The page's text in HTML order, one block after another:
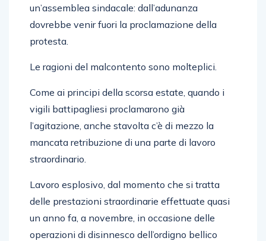
un’assemblea sindacale: dall’adunanza
dovrebbe venir fuori la proclamazione della
protesta.
Le ragioni del malcontento sono molteplici.
Come ai principi della scorsa estate, quando i
vigili battipagliesi proclamarono già
l’agitazione, anche stavolta c’è di mezzo la
mancata retribuzione di una parte di lavoro
straordinario.
Lavoro esplosivo, dal momento che si tratta
delle prestazioni straordinarie effettuate quasi
un anno fa, a novembre, in occasione delle
operazioni di disinnesco dell’ordigno bellico